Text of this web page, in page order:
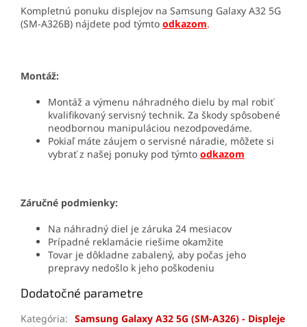
Kompletnú ponuku displejov na Samsung Galaxy A32 5G
(SM-A326B) nájdete pod týmto odkazom.
Montáž:
Montáž a výmenu náhradného dielu by mal robiť
kvalifikovaný servisný technik. Za škody spôsobené
neodbornou manipuláciou nezodpovedáme.
Pokiaľ máte záujem o servisné náradie, môžete si
vybrať z našej ponuky pod týmto odkazom
Záručné podmienky:
Na náhradný diel je záruka 24 mesiacov
Prípadné reklamácie riešime okamžite
Tovar je dôkladne zabalený, aby počas jeho
prepravy nedošlo k jeho poškodeniu
Dodatočné parametre
Kategória: Samsung Galaxy A32 5G (SM-A326) - Displeje